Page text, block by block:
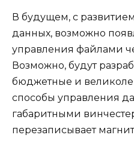
В будущем, с
данных, возможно
управления файлами
Возможно, будут
бюджетные и
способы управления
габаритными
перезаписывает